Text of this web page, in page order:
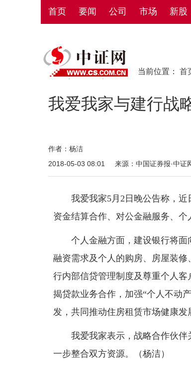
首页 要闻 公司 市场 新股
当前位置： 首
我爱我家与建行战
作者：杨洁
2018-05-03 08:01
来源：中国证券报·中证
我爱我家5月2日晚公告称，近
资金结算合作、对公金融服务、个
个人金融方面，建设银行将面
融资需求及个人的购房、房屋装
行内部信贷管理制度及尊重个人
揭贷款业务合作，加强“个人不动
发，共同推动住房租赁市场健康发
我爱我家表示，战略合作伙伴
一步整合双方资源。（杨洁）